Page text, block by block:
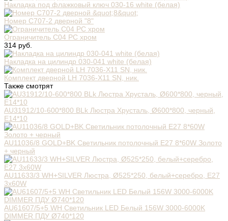
Накладка под флажковый ключ 030-16 white (белая)
Номер C707-2 дверной "8"
Ограничитель C04 PC хром
314 руб.
Накладка на цилиндр 030-041 white (белая)
Комплект дверной LH 7036-X11 SN, ник.
Также смотрят
AU31912/10-600*800 BLk Люстра Хрусталь, Ø600*800, черный,
Е14*10
AU11036/8 GOLD+BK Светильник потолочный E27 8*60W Золото
+ черный
AU11633/3 WH+SILVER Люстра, Ø525*250, белый+серебро, Е27
3х60W
AU61607/5+5 WH Светильник LED Белый 156W 3000-6000K
DIMMER ПДУ Ø740*120